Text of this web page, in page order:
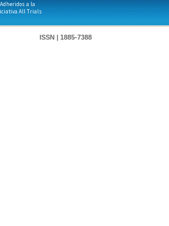
Adheridos a la
All Trials
ISSN | 1885-7388